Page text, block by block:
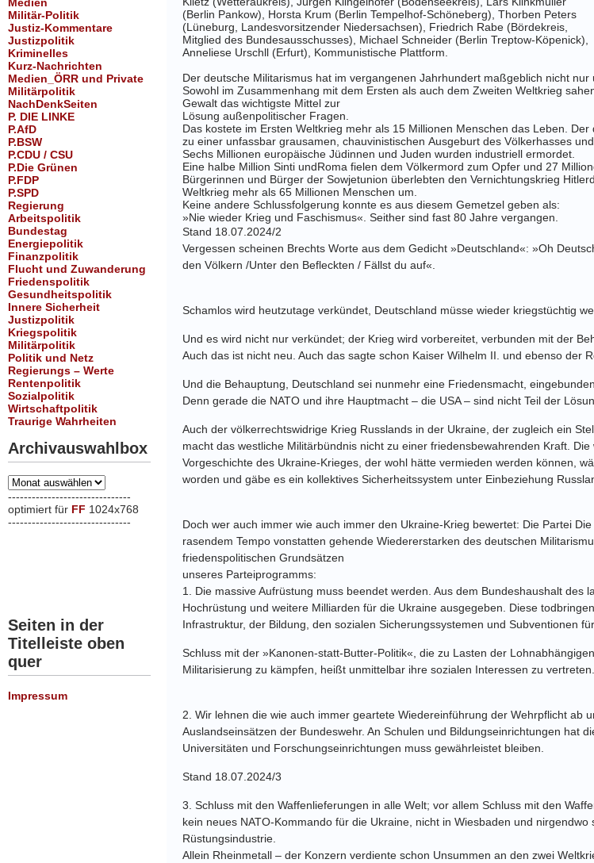
Militär-Politik
Justiz-Kommentare
Justizpolitik
Kriminelles
Kurz-Nachrichten
Medien_ÖRR und Private
Militärpolitik
NachDenkSeiten
P. DIE LINKE
P.AfD
P.BSW
P.CDU / CSU
P.Die Grünen
P.FDP
P.SPD
Regierung
Arbeitspolitik
Bundestag
Energiepolitik
Finanzpolitik
Flucht und Zuwanderung
Friedenspolitik
Gesundheitspolitik
Innere Sicherheit
Justizpolitik
Kriegspolitik
Militärpolitik
Politik und Netz
Regierungs – Werte
Rentenpolitik
Sozialpolitik
Wirtschaftpolitik
Traurige Wahrheiten
Archivauswahlbox
Archivauswahlbox
-------------------------------
optimiert für FF 1024x768
-------------------------------
Seiten in der
Titelleiste oben
quer
Impressum
(Berlin Pankow), Horsta Krum (Berlin Tempelhof-Schöneberg), Thorben Peters
(Lüneburg, Landesvorsitzender Niedersachsen), Friedrich Rabe (Bördekreis,
Mitglied des Bundesausschusses), Michael Schneider (Berlin Treptow-Köpenick),
Anneliese Urschll (Erfurt), Kommunistische Plattform.
Der deutsche Militarismus hat im vergangenen Jahrhundert maßgeblich nicht nur
Sowohl im Zusammenhang mit dem Ersten als auch dem Zweiten Weltkrieg
Gewalt das wichtigste Mittel zur
Lösung außenpolitischer Fragen.
Das kostete im Ersten Weltkrieg mehr als 15 Millionen Menschen das Leben.
zu einer unfassbar grausamen, chauvinistischen Ausgeburt des Völkerhasses
Sechs Millionen europäische Jüdinnen und Juden wurden industriell ermordet.
Eine halbe Million Sinti undRoma fielen dem Völkermord zum Opfer und 27
Bürgerinnen und Bürger der Sowjetunion überlebten den Vernichtungskrieg
Weltkrieg mehr als 65 Millionen Menschen um.
Keine andere Schlussfolgerung konnte es aus diesem Gemetzel geben als:
»Nie wieder Krieg und Faschismus«. Seither sind fast 80 Jahre vergangen.
Stand 18.07.2024/2
Vergessen scheinen Brechts Worte aus dem Gedicht »Deutschland«: »Oh
den Völkern /Unter den Befleckten / Fällst du auf«.
Schamlos wird heutzutage verkündet, Deutschland müsse wieder kriegstüchtig
Und es wird nicht nur verkündet; der Krieg wird vorbereitet, verbunden mit der
Auch das ist nicht neu. Auch das sagte schon Kaiser Wilhelm II. und ebenso der
Und die Behauptung, Deutschland sei nunmehr eine Friedensmacht,
Denn gerade die NATO und ihre Hauptmacht – die USA – sind nicht Teil der
Auch der völkerrechtswidrige Krieg Russlands in der Ukraine, der zugleich ein
macht das westliche Militärbündnis nicht zu einer friedensbewahrenden Kraft. Die
Vorgeschichte des Ukraine-Krieges, der wohl hätte vermieden werden können,
worden und gäbe es ein kollektives Sicherheitssystem unter Einbeziehung
Doch wer auch immer wie auch immer den Ukraine-Krieg bewertet: Die Partei
rasendem Tempo vonstatten gehende Wiedererstarken des deutschen
friedenspolitischen Grundsätzen
unseres Parteiprogramms:
1.
Die massive Aufrüstung muss beendet werden. Aus dem Bundeshaushalt des
Hochrüstung und weitere Milliarden für die Ukraine ausgegeben. Diese
Infrastruktur, der Bildung, den sozialen Sicherungssystemen und Subventionen
Schluss mit der »Kanonen-statt-Butter-Politik«, die zu Lasten der
Militarisierung zu kämpfen, heißt unmittelbar ihre sozialen Interessen zu vertreten.
2. Wir lehnen die wie auch immer geartete Wiedereinführung der Wehrpflicht ab
Auslandseinsätzen der Bundeswehr. An Schulen und Bildungseinrichtungen hat
Universitäten und Forschungseinrichtungen muss gewährleistet bleiben.
Stand 18.07.2024/3
3. Schluss mit den Waffenlieferungen in alle Welt; vor allem Schluss mit den
kein neues NATO-Kommando für die Ukraine, nicht in Wiesbaden und nirgendwo
Rüstungsindustrie.
Allein Rheinmetall – der Konzern verdiente schon Unsummen an den zwei